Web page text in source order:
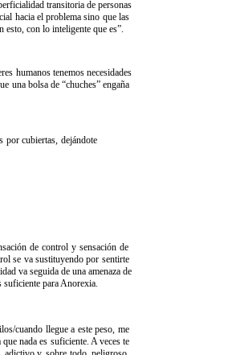
​transitoria​ ​de​ ​personas​
​hacia​ ​el​ ​problema​ ​sino​ ​que​ ​las​
​esto,​ ​con​ ​lo​ ​inteligente​ ​que​ ​es”.
​humanos​ ​tenemos​ ​necesidades
​una​ ​bolsa​ ​de​ ​“chuches”​ ​engaña​
​por​ ​cubiertas,​ ​dejándote​
​de​ ​control​ ​y​ ​sensación​ ​de​
​se​ ​va​ ​sustituyendo​ ​por​ ​sentirte​
​va​ ​seguida​ ​de​ ​una​ ​amenaza​ ​de​
suficiente para Anorexia.
cuando​ ​llegue​ ​a​ ​este​ ​peso,​ ​me​
​nada​ ​es​ ​suficiente.​ ​A​ ​veces​ ​te​